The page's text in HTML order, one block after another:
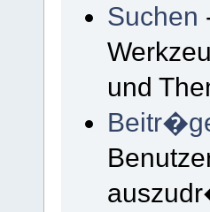
Suchen
und